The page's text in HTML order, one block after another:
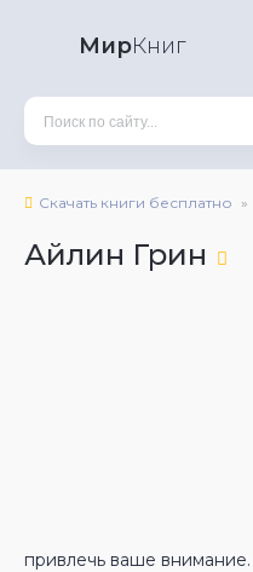
МирКниг
Скачать книги бесплатно
Айлин Грин
привлечь ваше внимание.